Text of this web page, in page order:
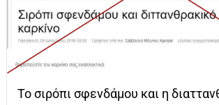
Το σιρόπι σφενδάμου και η